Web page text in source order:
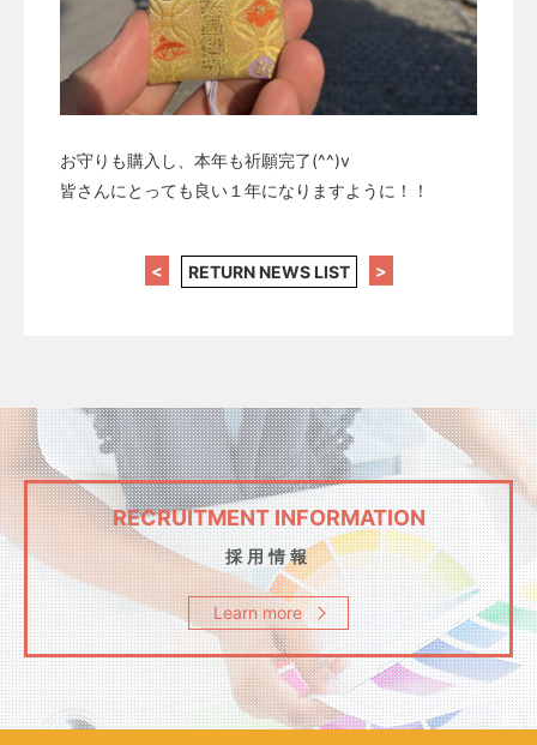
お守りも購入し、本年も祈願完了(^^)v
皆さんにとっても良い１年になりますように！！
< RETURN NEWS LIST >
RECRUITMENT INFORMATION
採用情報
Learn more